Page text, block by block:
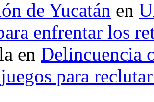
de Yucatán en
enfrentar los
en Delincuencia
para